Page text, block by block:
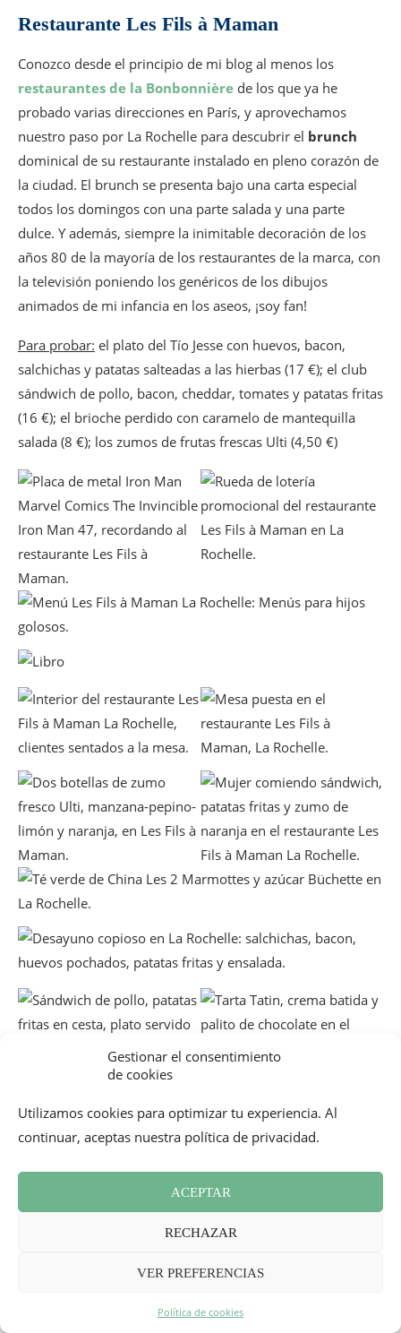
Gestionar el consentimiento
de cookies
Utilizamos cookies para optimizar tu experiencia. Al
continuar, aceptas nuestra política de privacidad.
ACEPTAR
RECHAZAR
VER PREFERENCIAS
Política de cookies
Restaurante Les Fils à Maman
Conozco desde el principio de mi blog al menos los
restaurantes de la Bonbonnière de los que ya he
probado varias direcciones en París, y aprovechamos
nuestro paso por La Rochelle para descubrir el brunch
dominical de su restaurante instalado en pleno corazón de
la ciudad. El brunch se presenta bajo una carta especial
todos los domingos con una parte salada y una parte
dulce. Y además, siempre la inimitable decoración de los
años 80 de la mayoría de los restaurantes de la marca, con
la televisión poniendo los genéricos de los dibujos
animados de mi infancia en los aseos, ¡soy fan!
Para probar: el plato del Tío Jesse con huevos, bacon,
salchichas y patatas salteadas a las hierbas (17 €); el club
sándwich de pollo, bacon, cheddar, tomates y patatas fritas
(16 €); el brioche perdido con caramelo de mantequilla
salada (8 €); los zumos de frutas frescas Ulti (4,50 €)
59 Rue St Jean du Pérot, 17000 La Rochelle
abierto de martes a domingo por la noche